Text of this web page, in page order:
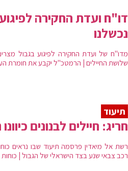
דו"ח ועדת החקירה
נכשלנו
מדו"ח של ועדת החקירה לפיגוע בגבול
שלושת החיילים | הרמטכ"ל יקבע את חומרת
תיעוד
חריג: חיילים לבנונים
רשת אל מיאדין פרסמה תיעוד שבו נראים
רכב צבאי שנע בצד הישראלי של הגבול |